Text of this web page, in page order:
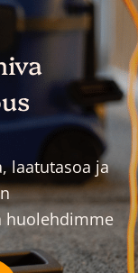
laatutasoa ja
huolehdimme